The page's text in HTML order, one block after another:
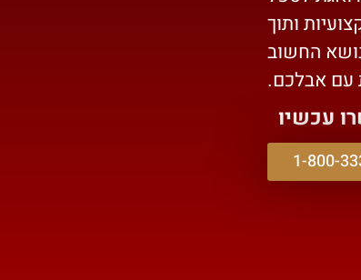
ותוך
החשוב
עם אבלכם.
עכשיו
1-800-